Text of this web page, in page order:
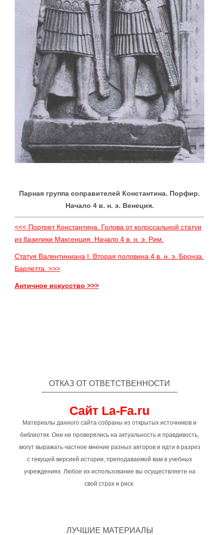
Парная группа соправителей Константина. Порфир.
Начало 4 в. н. э. Венеция.
<<< Портрет Константина. Голова от колоссальной статуи
из базилики Максенция. Начало 4 в. н. э. Рим.
Статуя Валентиниана I. Вторая половина 4 в. н. э. Бронза.
Барлетта. >>>
Античное искусство >>>
ОТКАЗ ОТ ОТВЕТСТВЕННОСТИ
Сайт La-Fa.ru
Материалы данного сайта собраны из открытых источников и
библиотек. Они не проверялись на актуальность и правдивость,
могут выражать частное мнение разных авторов и идти в разрез
с текущей версией истории, преподаваемой вам в учебных
учреждениях. Любое их использование вы осуществляете на
свой страх и риск.
ЛУЧШИЕ МАТЕРИАЛЫ